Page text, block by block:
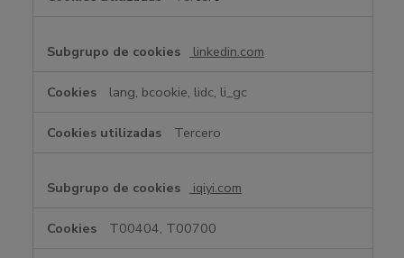
linkedin.com
lang, bcookie, lidc, li_gc
Tercero
iqiyi.com
T00404, T00700